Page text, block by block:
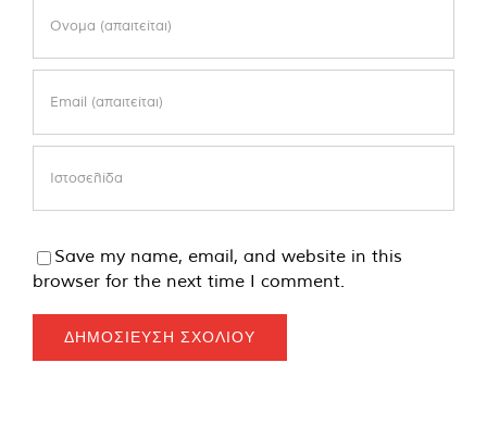
Save my name, email, and website in this
browser for the next time I comment.